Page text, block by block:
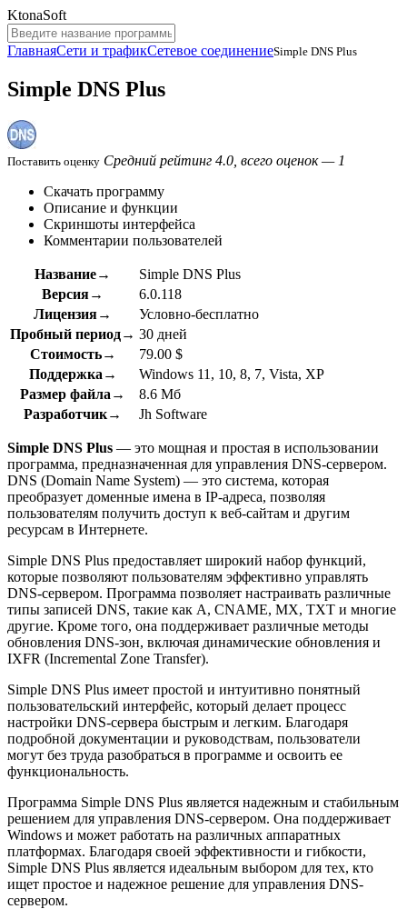
KtonaSoft
ГлавнаяСети и трафикСетевое соединениеSimple DNS Plus
Simple DNS Plus
Поставить оценку Средний рейтинг 4.0, всего оценок — 1
Скачать программу
Описание и функции
Скриншоты интерфейса
Комментарии пользователей
Название→
Simple DNS Plus
Версия→
6.0.118
Лицензия→
Условно-бесплатно
Пробный период→ 30 дней
Стоимость→
79.00 $
Поддержка→
Windows 11, 10, 8, 7, Vista, XP
Размер файла→
8.6 Мб
Разработчик→
Jh Software
Simple DNS Plus — это мощная и простая в использовании
программа, предназначенная для управления DNS-сервером.
DNS (Domain Name System) — это система, которая
преобразует доменные имена в IP-адреса, позволяя
пользователям получить доступ к веб-сайтам и другим
ресурсам в Интернете.
Simple DNS Plus предоставляет широкий набор функций,
которые позволяют пользователям эффективно управлять
DNS-сервером. Программа позволяет настраивать различные
типы записей DNS, такие как A, CNAME, MX, TXT и многие
другие. Кроме того, она поддерживает различные методы
обновления DNS-зон, включая динамические обновления и
IXFR (Incremental Zone Transfer).
Simple DNS Plus имеет простой и интуитивно понятный
пользовательский интерфейс, который делает процесс
настройки DNS-сервера быстрым и легким. Благодаря
подробной документации и руководствам, пользователи
могут без труда разобраться в программе и освоить ее
функциональность.
Программа Simple DNS Plus является надежным и стабильным
решением для управления DNS-сервером. Она поддерживает
Windows и может работать на различных аппаратных
платформах. Благодаря своей эффективности и гибкости,
Simple DNS Plus является идеальным выбором для тех, кто
ищет простое и надежное решение для управления DNS-
сервером.